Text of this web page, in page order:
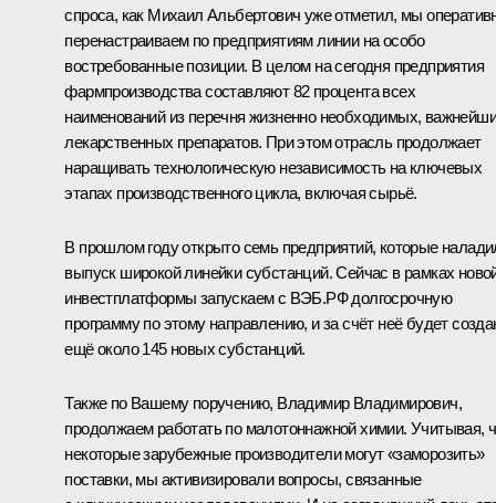
спроса, как Михаил Альбертович уже отметил, мы
перенастраиваем по предприятиям линии на особо
востребованные позиции. В целом на сегодня предприятия
фармпроизводства составляют 82 процента всех
наименований из перечня жизненно необходимых,
лекарственных препаратов. При этом отрасль продолжает
наращивать технологическую независимость на ключевых
этапах производственного цикла, включая сырьё.
В прошлом году открыто семь предприятий, которые
выпуск широкой линейки субстанций. Сейчас в рамках
инвестплатформы запускаем с ВЭБ.РФ долгосрочную
программу по этому направлению, и за счёт неё будет
ещё около 145 новых субстанций.
Также по Вашему поручению, Владимир Владимирович,
продолжаем работать по малотоннажной химии. Учитывая,
некоторые зарубежные производители могут «заморозить»
поставки, мы активизировали вопросы, связанные